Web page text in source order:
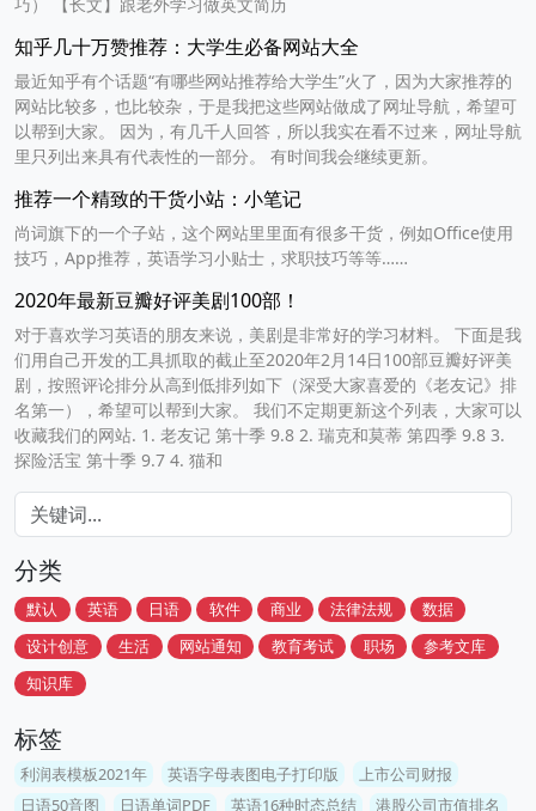
知乎几十万赞推荐：大学生必备网站大全
最近知乎有个话题“有哪些网站推荐给大学生”火了，因为大家推荐的
网站比较多，也比较杂，于是我把这些网站做成了网址导航，希望可
以帮到大家。 因为，有几千人回答，所以我实在看不过来，网址导航
里只列出来具有代表性的一部分。 有时间我会继续更新。
推荐一个精致的干货小站：小笔记
尚词旗下的一个子站，这个网站里里面有很多干货，例如Office使用
技巧，App推荐，英语学习小贴士，求职技巧等等……
2020年最新豆瓣好评美剧100部！
对于喜欢学习英语的朋友来说，美剧是非常好的学习材料。 下面是我
们用自己开发的工具抓取的截止至2020年2月14日100部豆瓣好评美
剧，按照评论排分从高到低排列如下（深受大家喜爱的《老友记》排
名第一），希望可以帮到大家。 我们不定期更新这个列表，大家可以
收藏我们的网站. 1. 老友记 第十季 9.8 2. 瑞克和莫蒂 第四季 9.8 3.
探险活宝 第十季 9.7 4. 猫和
分类
默认 英语 日语 软件 商业 法律法规
数据
设计创意
生活 网站通知 教育考试 职场
参考文库
知识库
标签
利润表模板2021年 英语字母表图电子打印版
上市公司财报
日语50音图
日语单词PDF 英语16种时态总结 港股公司市值排名